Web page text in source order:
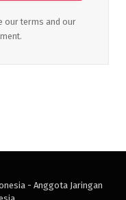
our terms and our
- Anggota Jaringan